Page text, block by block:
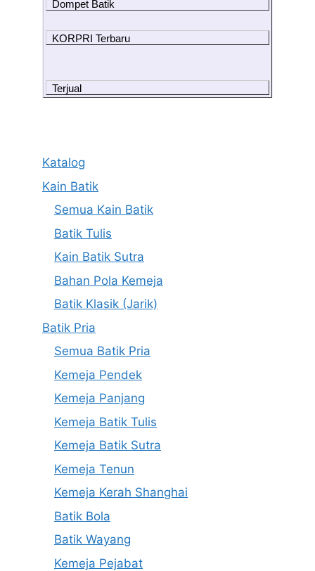
Dompet Batik
KORPRI Terbaru
Terjual
Katalog
Kain Batik
Semua Kain Batik
Batik Tulis
Kain Batik Sutra
Bahan Pola Kemeja
Batik Klasik (Jarik)
Batik Pria
Semua Batik Pria
Kemeja Pendek
Kemeja Panjang
Kemeja Batik Tulis
Kemeja Batik Sutra
Kemeja Tenun
Kemeja Kerah Shanghai
Batik Bola
Batik Wayang
Kemeja Pejabat